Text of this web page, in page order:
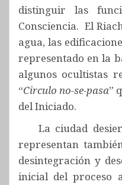
distinguir las
Consciencia. El
agua, las
representado en la
algunos ocultistas
“Circulo no-se-pasa”
del Iniciado.
La ciudad
representan
desintegración y
inicial del proceso